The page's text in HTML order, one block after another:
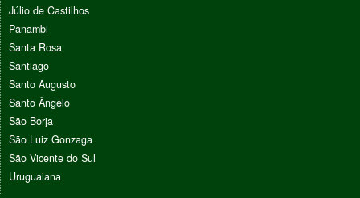
Júlio de Castilhos
Panambi
Santa Rosa
Santiago
Santo Augusto
Santo Ângelo
São Borja
São Luiz Gonzaga
São Vicente do Sul
Uruguaiana